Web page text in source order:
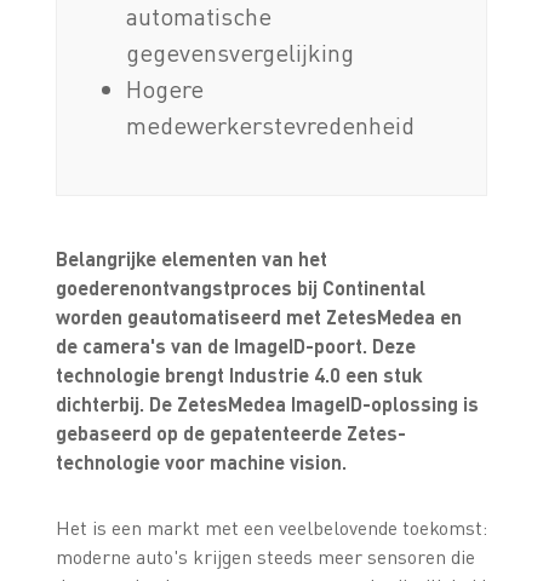
automatische
gegevensvergelijking
Hogere
medewerkerstevredenheid
Belangrijke elementen van het
goederenontvangstproces bij Continental
worden geautomatiseerd met ZetesMedea en
de camera's van de ImageID-poort. Deze
technologie brengt Industrie 4.0 een stuk
dichterbij. De ZetesMedea ImageID-oplossing is
gebaseerd op de gepatenteerde Zetes-
technologie voor machine vision.
Het is een markt met een veelbelovende toekomst:
moderne auto's krijgen steeds meer sensoren die